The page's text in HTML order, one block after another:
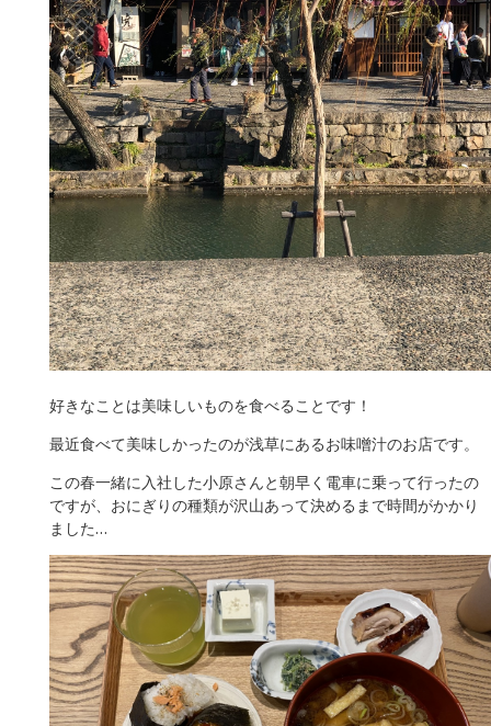
好きなことは美味しいものを食べることです！
最近食べて美味しかったのが浅草にあるお味噌汁のお店です。
この春一緒に入社した小原さんと朝早く電車に乗って行ったの
ですが、おにぎりの種類が沢山あって決めるまで時間がかかり
ました…